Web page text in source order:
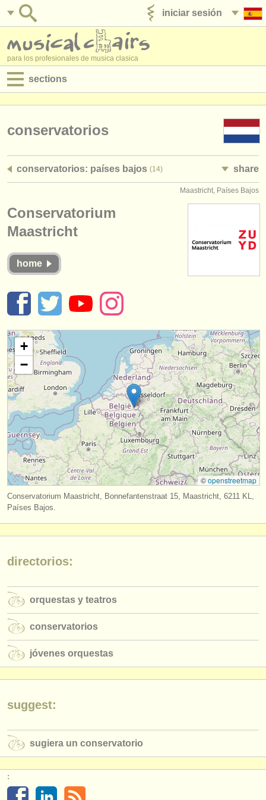
iniciar sesión
para los profesionales de musica clasica
sections
empleos - administración
cursillos
concursos
instrumentos robados
orquestas y teatros
conservatorios
jóvenes orquestas
musicalchairs:
acerca de musicalchairs
contáctenos
fuentes rss
editor:
anúnciese con nosotros
find out about ourATS
ATSfaq
iniciar sesión
conservatorios
conservatorios: países bajos (14) share
Maastricht, Países Bajos
Conservatorium
Maastricht
home
+
−
©openstreetmap
Conservatorium Maastricht, Bonnefantenstraat 15, Maastricht, 6211 KL,
Países Bajos.
directorios:
orquestas y teatros
conservatorios
jóvenes orquestas
suggest:
sugiera un conservatorio
: